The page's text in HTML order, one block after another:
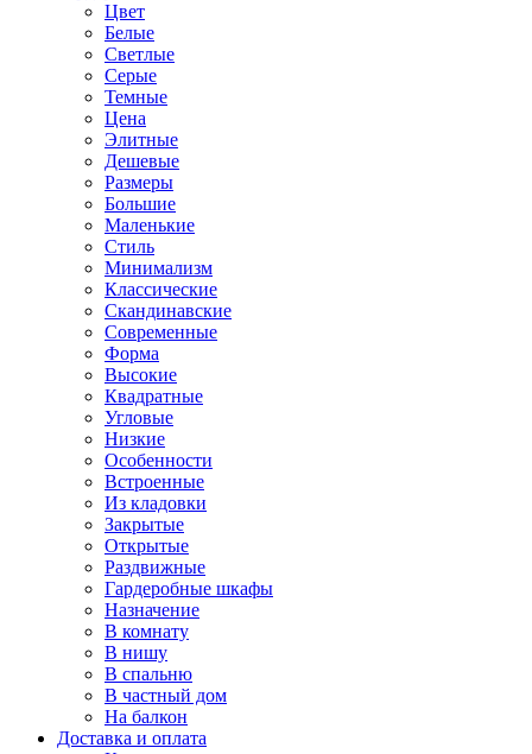
Цвет
Белые
Светлые
Серые
Темные
Цена
Элитные
Дешевые
Размеры
Большие
Маленькие
Стиль
Минимализм
Классические
Скандинавские
Современные
Форма
Высокие
Квадратные
Угловые
Низкие
Особенности
Встроенные
Из кладовки
Закрытые
Открытые
Раздвижные
Гардеробные шкафы
Назначение
В комнату
В нишу
В спальню
В частный дом
На балкон
Доставка и оплата